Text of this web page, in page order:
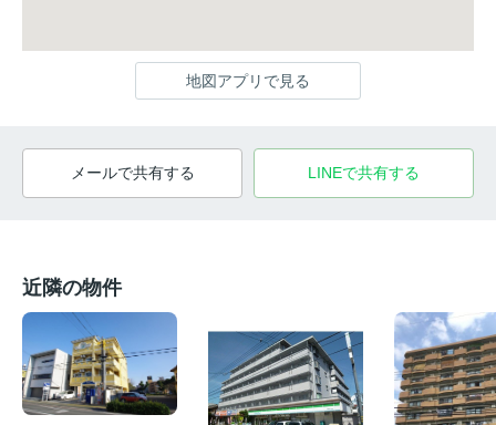
地図アプリで見る
メールで共有する LINEで共有する
近隣の物件